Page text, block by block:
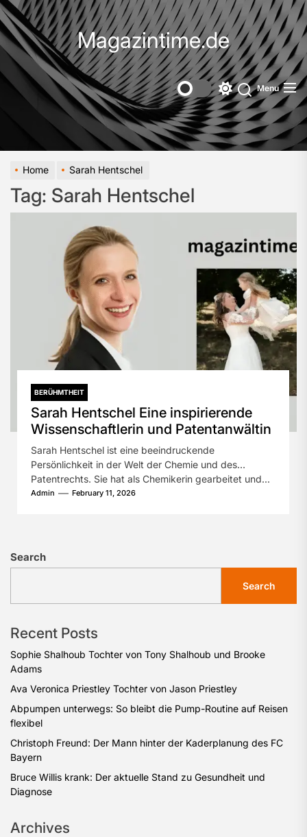
Skip
to
the
content
Magazintime.de
Switch
color
mode
Menu
Home Sarah Hentschel
Tag: Sarah Hentschel
BERÜHMTHEIT
Sarah Hentschel Eine inspirierende
Wissenschaftlerin und Patentanwältin
Sarah Hentschel ist eine beeindruckende
Persönlichkeit in der Welt der Chemie und des
Patentrechts. Sie hat als Chemikerin gearbeitet und...
Admin February 11, 2026
Search
Search
Recent Posts
Sophie Shalhoub Tochter von Tony Shalhoub und Brooke
Adams
Ava Veronica Priestley Tochter von Jason Priestley
Abpumpen unterwegs: So bleibt die Pump-Routine auf Reisen
flexibel
Christoph Freund: Der Mann hinter der Kaderplanung des FC
Bayern
Bruce Willis krank: Der aktuelle Stand zu Gesundheit und
Diagnose
Archives